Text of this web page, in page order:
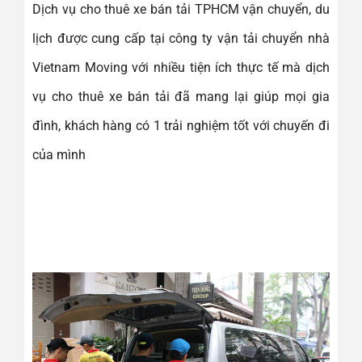
Dịch vụ cho thuê xe bán tải TPHCM vận chuyển, du
lịch được cung cấp tại công ty vận tải chuyển nhà
Vietnam Moving với nhiều tiện ích thực tế mà dịch
vụ cho thuê xe bán tải đã mang lại giúp mọi gia
đình, khách hàng có 1 trải nghiệm tốt với chuyến đi
của mình